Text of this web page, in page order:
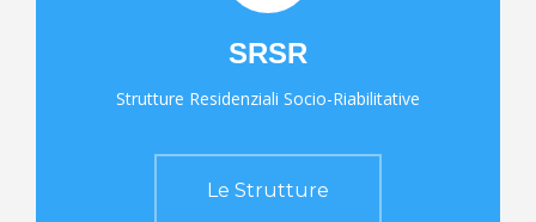
SRSR
Strutture Residenziali Socio-Riabilitative
Le Strutture